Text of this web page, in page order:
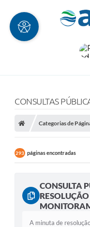
CONSULTAS
Categorias de
293 páginas encontradas
CONSULTA
A minuta de